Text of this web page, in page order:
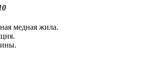
медная жила.